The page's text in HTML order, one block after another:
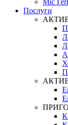
Міс
Послуги